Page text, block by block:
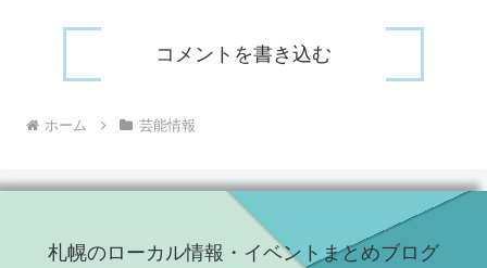
コメントを書き込む
ホーム 芸能情報
札幌のローカル情報・イベントまとめブログ